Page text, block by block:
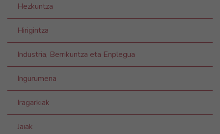
Hezkuntza
Hirigintza
Industria, Berrikuntza eta Enplegua
Ingurumena
Iragarkiak
Jaiak